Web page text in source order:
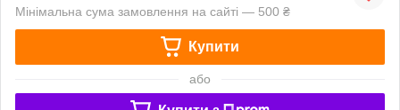
Мінімальна сума замовлення на сайті — 500 ₴
Купити
або